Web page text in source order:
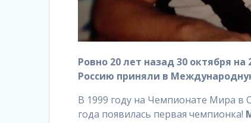
Ровно 20 лет назад 30 октября
Россию приняли в
В 1999 году на Чемпионате Мира в
года появилась первая чемпионка!